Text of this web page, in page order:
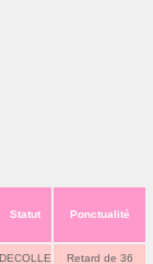
Statut Ponctualité
DECOLLE Retard de 36